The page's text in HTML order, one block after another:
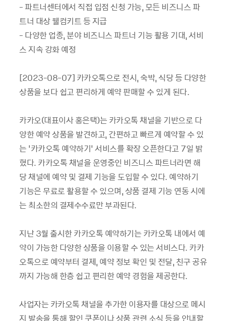
- 파트너센터에서 직접 입점 신청 가능, 모든 비즈니스 파
트너 대상 웰컴키트 등 지급
- 다양한 업종, 분야 비즈니스 파트너 기능 활용 기대, 서비
스 지속 강화 예정
[2023-08-07] 카카오톡으로 전시, 숙박, 식당 등 다양한
상품을 보다 쉽고 편리하게 예약 판매할 수 있게 된다.
카카오(대표이사 홍은택)는 카카오톡 채널을 기반으로 다
양한 예약 상품을 발견하고, 간편하고 빠르게 예약할 수 있
는 ‘카카오톡 예약하기’ 서비스를 확장 오픈한다고 7일 밝
혔다. 카카오톡 채널을 운영중인 비즈니스 파트너라면 해
당 채널에 예약 및 결제 기능을 도입할 수 있다. 예약하기
기능은 무료로 활용할 수 있으며, 상품 결제 기능 연동 시에
는 최소한의 결제수수료만 부과된다.
지난 3월 출시한 카카오톡 예약하기는 카카오톡 내에서 예
약이 가능한 다양한 상품을 이용할 수 있는 서비스다. 카카
오톡으로 예약부터 결제, 예약 정보 확인 및 전달, 친구 공유
까지 가능해 한층 쉽고 편리한 예약 경험을 제공한다.
사업자는 카카오톡 채널을 추가한 이용자를 대상으로 메시
지 발송을 통해 할인 쿠폰이나 상품 관련 소식 등을 안내할